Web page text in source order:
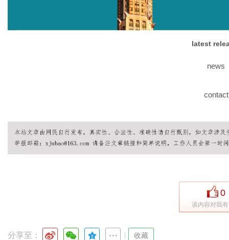
latest
news
contact
0
该内容对我
分享至： 收藏